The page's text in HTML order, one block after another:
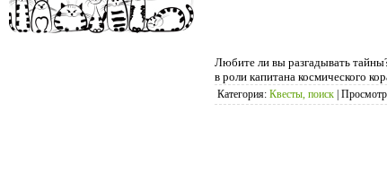
Любите ли вы разгадывать
в роли капитана космического
Категория: Квесты, поиск